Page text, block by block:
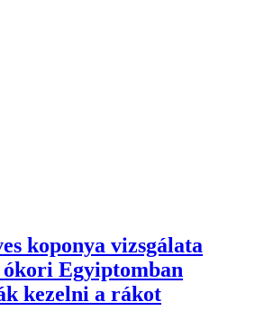
koponya vizsgálata
Egyiptomban
kezelni a rákot